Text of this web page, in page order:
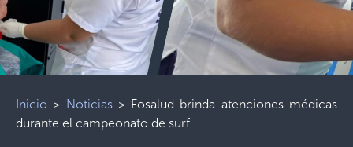
Inicio > Noticias> Fosalud brinda atenciones médicas
durante el campeonato de surf